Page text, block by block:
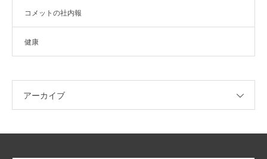
コメットの社内報
健康
アーカイブ